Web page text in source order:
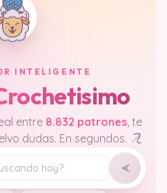
INTELIGENTE
entre 8.832 patrones, te
dudas. En segundos.